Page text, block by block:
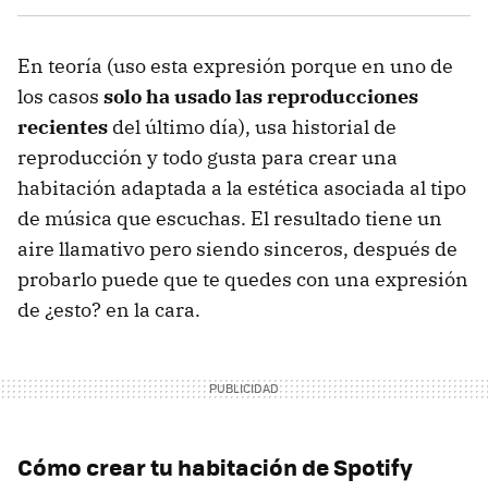
En teoría (uso esta expresión porque en uno de
los casos solo ha usado las reproducciones
recientes del último día), usa historial de
reproducción y todo gusta para crear una
habitación adaptada a la estética asociada al tipo
de música que escuchas. El resultado tiene un
aire llamativo pero siendo sinceros, después de
probarlo puede que te quedes con una expresión
de ¿esto? en la cara.
Cómo crear tu habitación de Spotify